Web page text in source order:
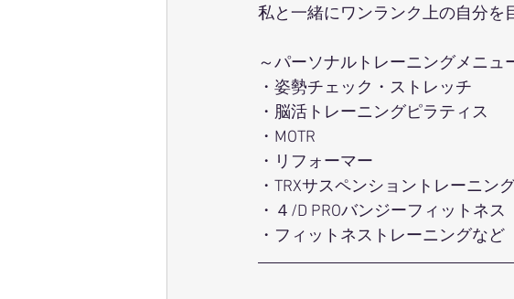
私と一緒にワンランク上の自分を
～パーソナルトレーニングメニュ
・姿勢チェック・ストレッチ
・脳活トレーニングピラティス
・MOTR
・リフォーマー
・TRXサスペンショントレーニング
・４/D PROバンジーフィットネス
・フィットネストレーニングなど